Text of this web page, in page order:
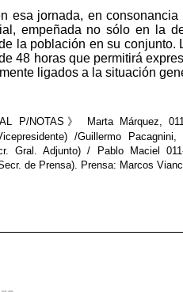
esa jornada, en
empeñada no sólo en la
la población en su conjunto.
48 horas que permitirá
ligados a la situación
P/NOTAS 》
Marta Márquez,
/Guillermo
Gral. Adjunto) / Pablo Maciel
de Prensa). Prensa: Marcos